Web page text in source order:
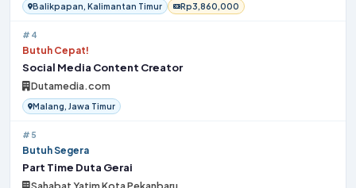
Balikpapan, Kalimantan Timur Rp3,860,000
#4
Butuh Cepat!
Social Media Content Creator
Dutamedia.com
Malang, Jawa Timur
#5
Butuh Segera
Part Time Duta Gerai